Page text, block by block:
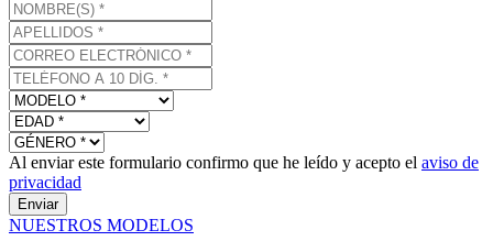
Al enviar este formulario confirmo que he leído y acepto el aviso de
privacidad
Enviar
NUESTROS MODELOS